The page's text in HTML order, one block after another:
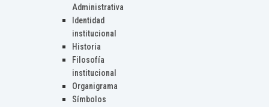
Administrativa
Identidad
institucional
Historia
Filosofía
institucional
Organigrama
Símbolos